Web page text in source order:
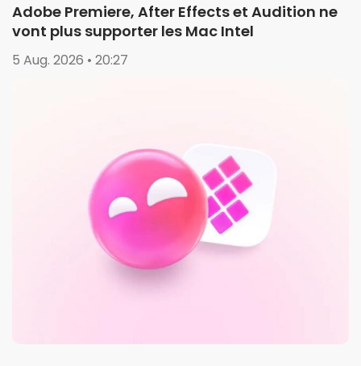
Adobe Premiere, After Effects et Audition ne
vont plus supporter les Mac Intel
5 Aug. 2026 • 20:27